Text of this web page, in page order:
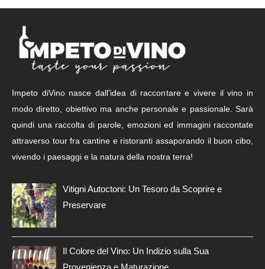
Impeto diVino nasce dall’idea di raccontare e vivere il vino in
modo diretto, obiettivo ma anche personale e passionale. Sarà
quindi una raccolta di parole, emozioni ed immagini raccontate
attraverso tour fra cantine e ristoranti assaporando il buon cibo,
vivendo i paesaggi e la natura della nostra terra!
Vitigni Autoctoni: Un Tesoro da Scoprire e
Preservare
Il Colore del Vino: Un Indizio sulla Sua